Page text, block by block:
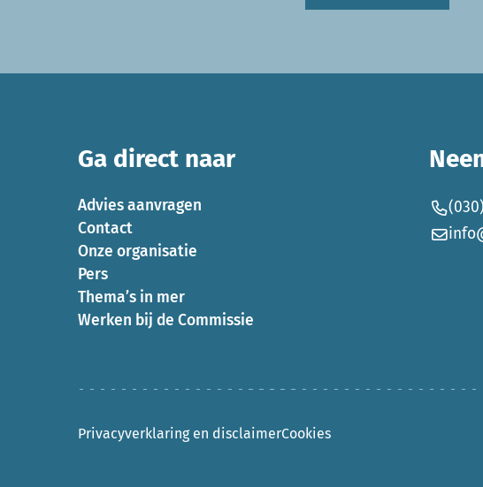
Ga direct naar
Advies aanvragen
Contact
Onze organisatie
Pers
Thema’s in mer
Werken bij de Commissie
Privacyverklaring en disclaimerCookies